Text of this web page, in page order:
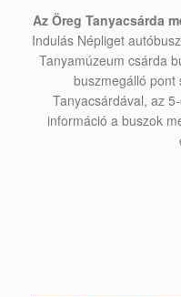
Az Öreg Tanyacsárda
Indulás Népliget
Tanyamúzeum csárda
buszmegálló pont
Tanyacsárdával, az
információ a buszok